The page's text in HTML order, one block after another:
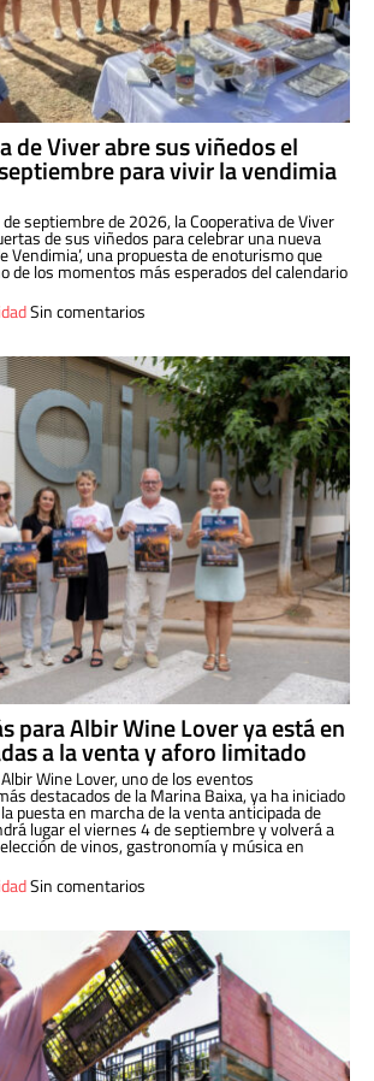
de Viver abre sus viñedos el
para vivir la vendimia
septiembre de 2026, la Cooperativa de Viver
de sus viñedos para celebrar una nueva
Vendimia’, una propuesta de enoturismo que
de los momentos más esperados del calendario
Sin comentarios
para Albir Wine Lover ya está en
a la venta y aforo limitado
Wine Lover, uno de los eventos
destacados de la Marina Baixa, ya ha iniciado
puesta en marcha de la venta anticipada de
lugar el viernes 4 de septiembre y volverá a
de vinos, gastronomía y música en
Sin comentarios